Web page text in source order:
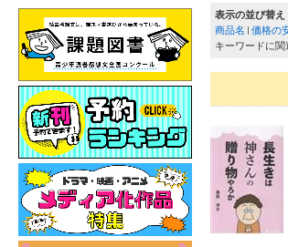
表示の並び替え
商品名
価格の
キーワードに関